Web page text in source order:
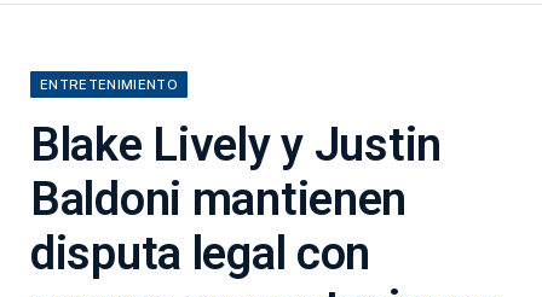
ENTRETENIMIENTO
Blake Lively y Justin
Baldoni mantienen
disputa legal con